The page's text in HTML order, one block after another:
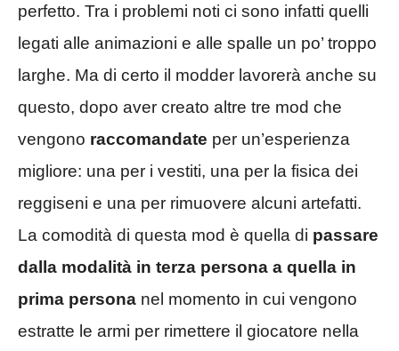
perfetto. Tra i problemi noti ci sono infatti quelli
legati alle animazioni e alle spalle un po’ troppo
larghe. Ma di certo il modder lavorerà anche su
questo, dopo aver creato altre tre mod che
vengono raccomandate per un’esperienza
migliore: una per i vestiti, una per la fisica dei
reggiseni e una per rimuovere alcuni artefatti.
La comodità di questa mod è quella di passare
dalla modalità in terza persona a quella in
prima persona nel momento in cui vengono
estratte le armi per rimettere il giocatore nella